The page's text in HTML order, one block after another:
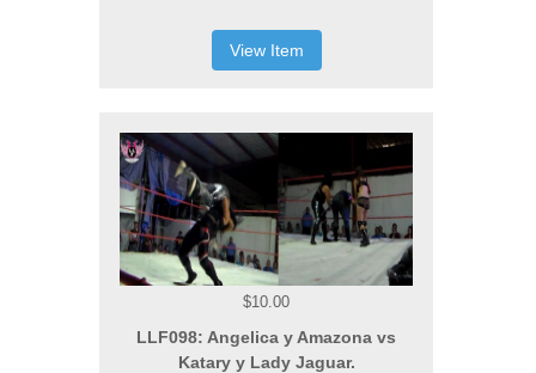
View Item
$10.00
LLF098: Angelica y Amazona vs
Katary y Lady Jaguar.